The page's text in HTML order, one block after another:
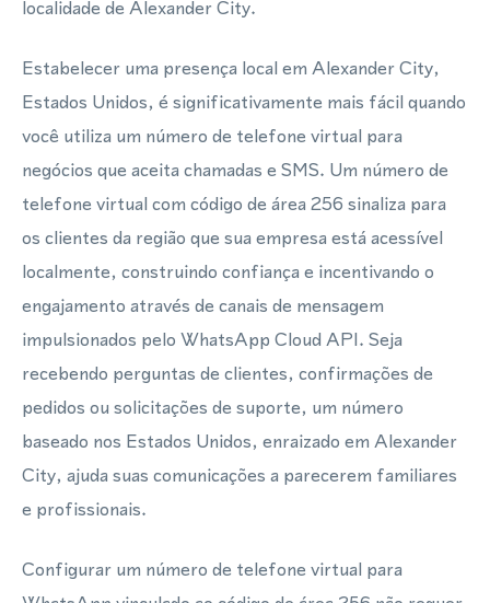
localidade de Alexander City.
Estabelecer uma presença local em Alexander City,
Estados Unidos, é significativamente mais fácil quando
você utiliza um número de telefone virtual para
negócios que aceita chamadas e SMS. Um número de
telefone virtual com código de área 256 sinaliza para
os clientes da região que sua empresa está acessível
localmente, construindo confiança e incentivando o
engajamento através de canais de mensagem
impulsionados pelo WhatsApp Cloud API. Seja
recebendo perguntas de clientes, confirmações de
pedidos ou solicitações de suporte, um número
baseado nos Estados Unidos, enraizado em Alexander
City, ajuda suas comunicações a parecerem familiares
e profissionais.
Configurar um número de telefone virtual para